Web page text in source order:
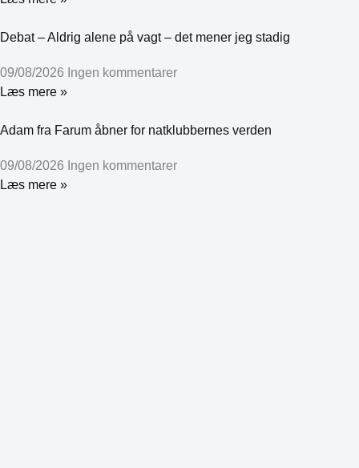
Debat – Aldrig alene på vagt – det mener jeg stadig
09/08/2026 Ingen kommentarer
Læs mere »
Adam fra Farum åbner for natklubbernes verden
09/08/2026 Ingen kommentarer
Læs mere »